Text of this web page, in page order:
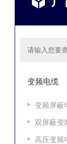
变频电缆
变频屏蔽
双屏蔽变
高压变频